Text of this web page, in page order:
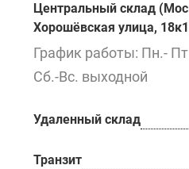
Центральный склад
Хорошёвская улица,
График работы: Пн.-
Сб.-Вс. выходной
Удаленный склад
Транзит